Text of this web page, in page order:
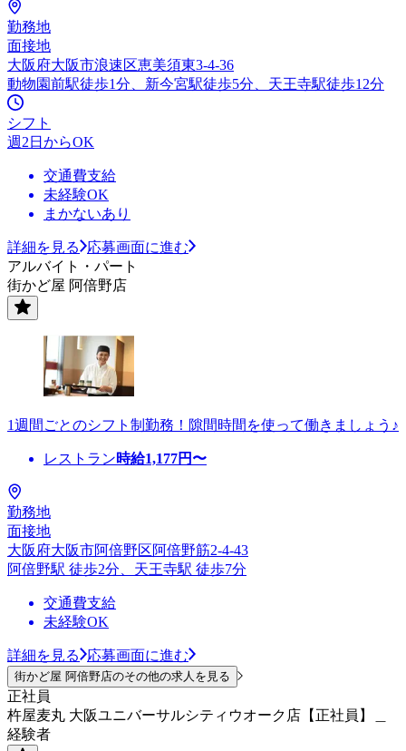
勤務地
面接地
大阪府大阪市浪速区恵美須東3-4-36
動物園前駅徒歩1分、新今宮駅徒歩5分、天王寺駅徒歩12分
シフト
週2日からOK
交通費支給
未経験OK
まかないあり
詳細を見る
応募画面に進む
アルバイト・パート
街かど屋 阿倍野店
1週間ごとのシフト制勤務！隙間時間を使って働きましょう♪
レストラン時給1,177円〜
勤務地
面接地
大阪府大阪市阿倍野区阿倍野筋2-4-43
阿倍野駅 徒歩2分、天王寺駅 徒歩7分
交通費支給
未経験OK
詳細を見る 応募画面に進む
街かど屋 阿倍野店のその他の求人を見る
正社員
杵屋麦丸 大阪ユニバーサルシティウオーク店【正社員】＿
経験者